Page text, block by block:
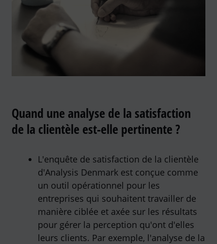
Quand une analyse de la satisfaction
de la clientèle est-elle pertinente ?
L'enquête de satisfaction de la clientèle
d'Analysis Denmark est conçue comme
un outil opérationnel pour les
entreprises qui souhaitent travailler de
manière ciblée et axée sur les résultats
pour gérer la perception qu'ont d'elles
leurs clients. Par exemple, l'analyse de la